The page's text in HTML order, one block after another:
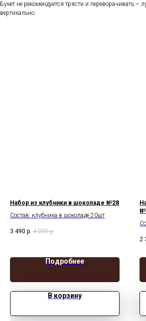
Букет не рекомендуется трясти и переворачивать –
вертикально.
Набор из клубники в шоколаде №28
Состав: клубника в шоколаде 20шт
3 490 р. 4 000 р.
Подробнее
В корзину
2